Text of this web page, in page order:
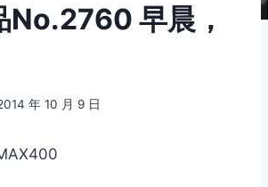
No.2760 早晨，
年 10 月 9 日